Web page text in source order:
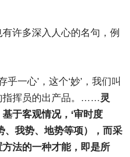
有许多深入人心的名句，例
乎一心’，这个‘妙’，我们叫
指挥员的出产品。……灵
于客观情况，‘审时度
、我势、地势等项），而采
法的一种才能，即是所